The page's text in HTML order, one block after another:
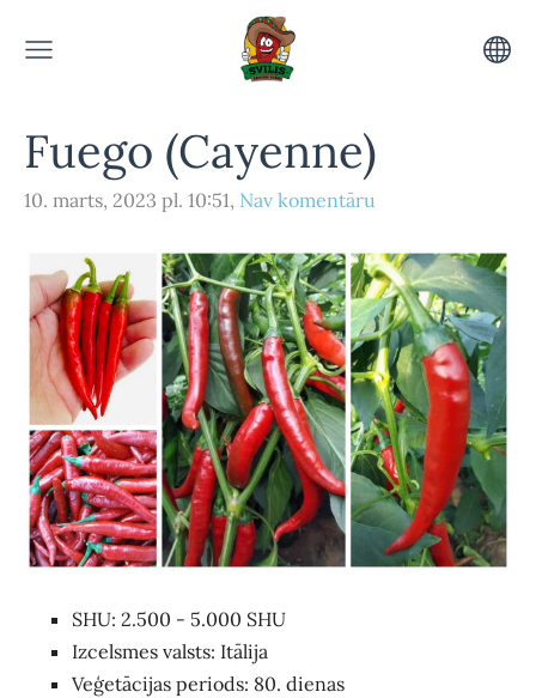
Fuego (Cayenne)
10. marts, 2023 pl. 10:51, Nav komentāru
SHU: 2.500 - 5.000 SHU
Izcelsmes valsts: Itālija
Veģetācijas periods: 80. dienas